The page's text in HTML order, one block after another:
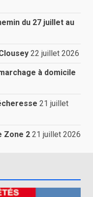
du 27 juillet au
22 juillet 2026
à domicile
21 juillet
Zone 2 21 juillet 2026